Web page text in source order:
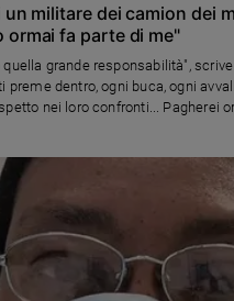
un militare dei camion dei
ormai fa parte di me"
grande responsabilità",
preme dentro, ogni buca, ogni
nei loro confronti... Pagherei